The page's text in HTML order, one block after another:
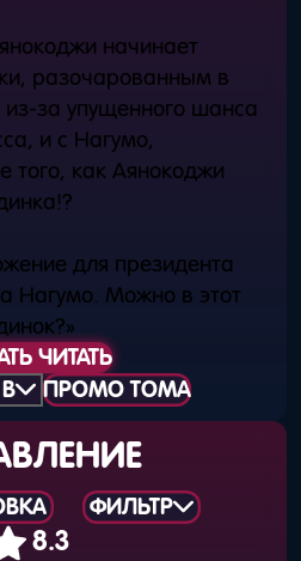
начинает
разочарованным в
из-за упущенного шанса
и с Нагумо,
того, как Аянокоджи
для президента
Нагумо. Можно в этот
ЧИТАТЬ
ПРОМО ТОМА
ФИЛЬТР
8.3